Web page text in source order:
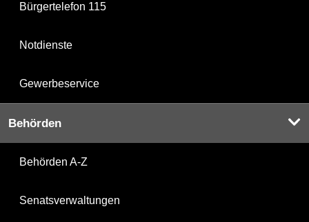
Bürgertelefon 115
Notdienste
Gewerbeservice
Behörden
Behörden A-Z
Senatsverwaltungen